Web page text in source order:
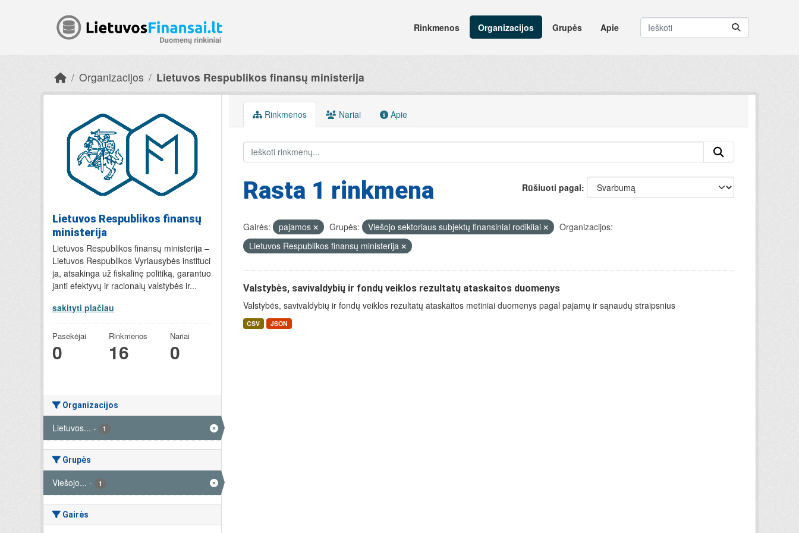
Rinkmenos
Organizacijos Grupės Apie
Organizacijos Lietuvos Respublikos finansų ministerija
Lietuvos Respublikos finansų
ministerija
Lietuvos Respublikos finansų ministerija –
Lietuvos Respublikos Vyriausybės instituci
ja, atsakinga už fiskalinę politiką, garantuo
janti efektyvų ir racionalų valstybės ir...
sakityti plačiau
Pasekėjai
0
Rinkmenos
16
Nariai
0
Organizacijos
Lietuvos... - 1
Grupės
Viešojo... - 1
Gairės
Rinkmenos Nariai Apie
Rūšiuoti pagal
Rasta 1 rinkmena
Gairės: pajamos Grupės: Viešojo sektoriaus subjektų finansiniai rodikliai
Organizacijos:
Lietuvos Respublikos finansų ministerija
Valstybės, savivaldybių ir fondų veiklos rezultatų ataskaitos duomenys
Valstybės, savivaldybių ir fondų veiklos rezultatų ataskaitos metiniai duomenys pagal pajamų ir sąnaudų straipsnius
CSV JSON